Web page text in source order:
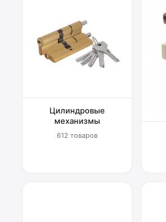
Цилиндровые
механизмы
612 товаров